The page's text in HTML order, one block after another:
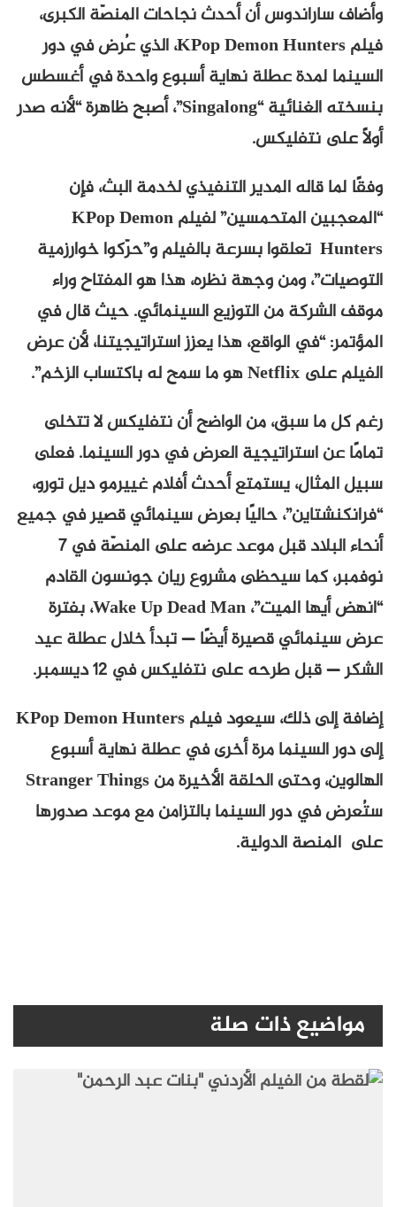
وأضاف ساراندوس أن أحدث نجاحات المنصّة الكبرى،
فيلم KPop Demon Hunters، الذي عُرض في دور
السينما لمدة عطلة نهاية أسبوع واحدة في أغسطس
بنسخته الغنائية “Singalong”، أصبح ظاهرة “لأنه صدر
أولًا على نتفليكس.
وفقًا لما قاله المدير التنفيذي لخدمة البث، فإن
“المعجبين المتحمسين” لفيلم KPop Demon
Hunters تعلقوا بسرعة بالفيلم و”حرّكوا خوارزمية
التوصيات”، ومن وجهة نظره، هذا هو المفتاح وراء
موقف الشركة من التوزيع السينمائي. حيث قال في
المؤتمر: “في الواقع، هذا يعزز استراتيجيتنا، لأن عرض
الفيلم على Netflix هو ما سمح له باكتساب الزخم”.
رغم كل ما سبق، من الواضح أن نتفليكس لا تتخلى
تمامًا عن استراتيجية العرض في دور السينما. فعلى
سبيل المثال، يستمتع أحدث أفلام غييرمو ديل تورو،
“فرانكنشتاين”، حاليًا بعرض سينمائي قصير في جميع
أنحاء البلاد قبل موعد عرضه على المنصّة في 7
نوفمبر، كما سيحظى مشروع ريان جونسون القادم
“انهض أيها الميت”، Wake Up Dead Man، بفترة
عرض سينمائي قصيرة أيضًا — تبدأ خلال عطلة عيد
الشكر — قبل طرحه على نتفليكس في 12 ديسمبر.
إضافة إلى ذلك، سيعود فيلم KPop Demon Hunters
إلى دور السينما مرة أخرى في عطلة نهاية أسبوع
الهالوين، وحتى الحلقة الأخيرة من Stranger Things
ستُعرض في دور السينما بالتزامن مع موعد صدورها
على المنصة الدولية.
مواضيع ذات صلة